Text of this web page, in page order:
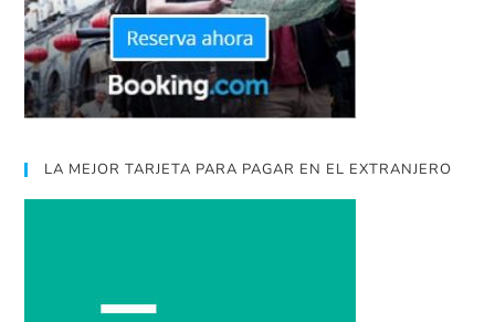
LA MEJOR TARJETA PARA PAGAR EN EL EXTRANJERO